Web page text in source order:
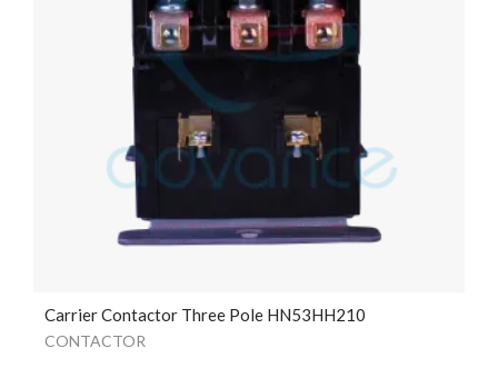
Carrier Contactor Three Pole HN53HH210
CONTACTOR